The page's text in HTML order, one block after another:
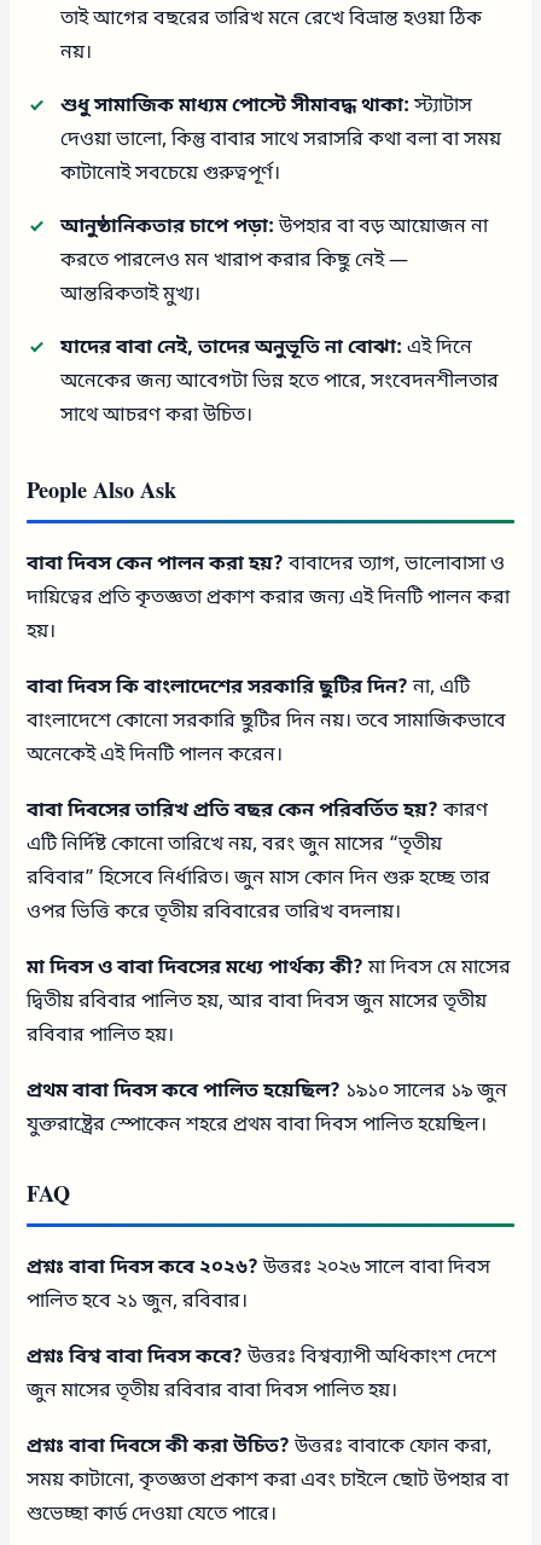
তাই আগের বছরের তারিখ মনে রেখে বিভ্রান্ত হওয়া ঠিক
নয়।
শুধু সামাজিক মাধ্যম পোস্টে সীমাবদ্ধ থাকা:স্ট্যাটাস
দেওয়া ভালো, কিন্তু বাবার সাথে সরাসরি কথা বলা বা সময়
কাটানোই সবচেয়ে গুরুত্বপূর্ণ।
আনুষ্ঠানিকতার চাপে পড়া:উপহার বা বড় আয়োজন না
করতে পারলেও মন খারাপ করার কিছু নেই —
আন্তরিকতাই মুখ্য।
যাদের বাবা নেই, তাদের অনুভূতি না বোঝা: এই দিনে
অনেকের জন্য আবেগটা ভিন্ন হতে পারে, সংবেদনশীলতার
সাথে আচরণ করা উচিত।
People Also Ask
বাবা দিবস কেন পালন করা হয়?বাবাদের ত্যাগ, ভালোবাসা ও
দায়িত্বের প্রতি কৃতজ্ঞতা প্রকাশ করার জন্য এই দিনটি পালন করা
হয়।
বাবা দিবস কি বাংলাদেশের সরকারি ছুটির দিন?না, এটি
বাংলাদেশে কোনো সরকারি ছুটির দিন নয়। তবে সামাজিকভাবে
অনেকেই এই দিনটি পালন করেন।
বাবা দিবসের তারিখ প্রতি বছর কেন পরিবর্তিত হয়?কারণ
এটি নির্দিষ্ট কোনো তারিখে নয়, বরং জুন মাসের “তৃতীয়
রবিবার” হিসেবে নির্ধারিত। জুন মাস কোন দিন শুরু হচ্ছে তার
ওপর ভিত্তি করে তৃতীয় রবিবারের তারিখ বদলায়।
মা দিবস ও বাবা দিবসের মধ্যে পার্থক্য কী?মা দিবস মে মাসের
দ্বিতীয় রবিবার পালিত হয়, আর বাবা দিবস জুন মাসের তৃতীয়
রবিবার পালিত হয়।
প্রথম বাবা দিবস কবে পালিত হয়েছিল? ১৯১০ সালের ১৯ জুন
যুক্তরাষ্ট্রের স্পোকেন শহরে প্রথম বাবা দিবস পালিত হয়েছিল।
FAQ
প্রশ্নঃ বাবা দিবস কবে ২০২৬?উত্তরঃ ২০২৬ সালে বাবা দিবস
পালিত হবে ২১ জুন, রবিবার।
প্রশ্নঃ বিশ্ব বাবা দিবস কবে?উত্তরঃ বিশ্বব্যাপী অধিকাংশ দেশে
জুন মাসের তৃতীয় রবিবার বাবা দিবস পালিত হয়।
প্রশ্নঃ বাবা দিবসে কী করা উচিত?উত্তরঃ বাবাকে ফোন করা,
সময় কাটানো, কৃতজ্ঞতা প্রকাশ করা এবং চাইলে ছোট উপহার বা
শুভেচ্ছা কার্ড দেওয়া যেতে পারে।